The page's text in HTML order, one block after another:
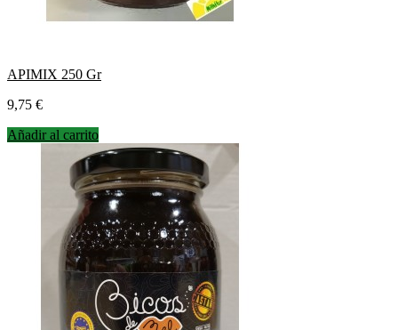
APIMIX 250 Gr
Precio
9,75 €
Añadir al carrito